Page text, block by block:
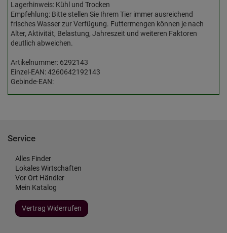
Lagerhinweis: Kühl und Trocken
Empfehlung: Bitte stellen Sie Ihrem Tier immer ausreichend
frisches Wasser zur Verfügung. Futtermengen können je nach
Alter, Aktivität, Belastung, Jahreszeit und weiteren Faktoren
deutlich abweichen.
Artikelnummer: 6292143
Einzel-EAN: 4260642192143
Gebinde-EAN:
Service
Alles Finder
Lokales Wirtschaften
Vor Ort Händler
Mein Katalog
Vertrag Widerrufen